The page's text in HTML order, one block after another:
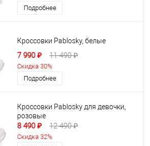
Подробнее
Кроссовки Pablosky, белые
7 990 ₽ 11 490 ₽
Скидка 30%
Подробнее
Кроссовки Pablosky для девочки,
розовые
8 490 ₽ 12 490 ₽
Скидка 32%